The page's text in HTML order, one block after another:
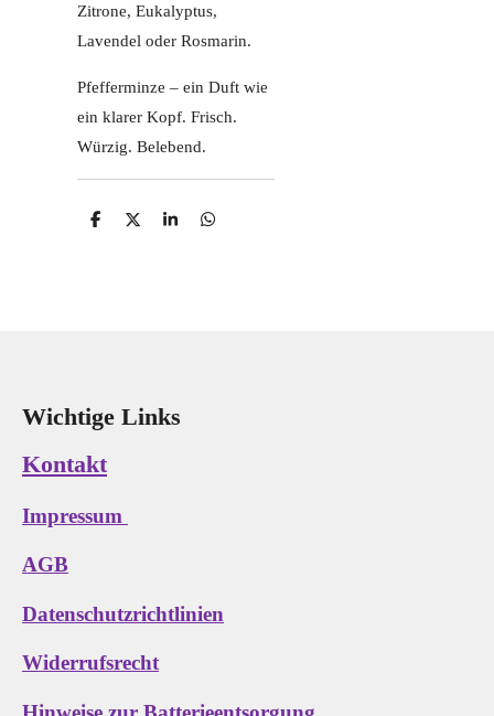
Zitrone, Eukalyptus,
Lavendel oder Rosmarin.
Pfefferminze – ein Duft wie
ein klarer Kopf. Frisch.
Würzig. Belebend.
T
T
T
T
Wichtige Links
Kontakt
Impressum
AGB
Datenschutzrichtlinien
Widerrufsrecht